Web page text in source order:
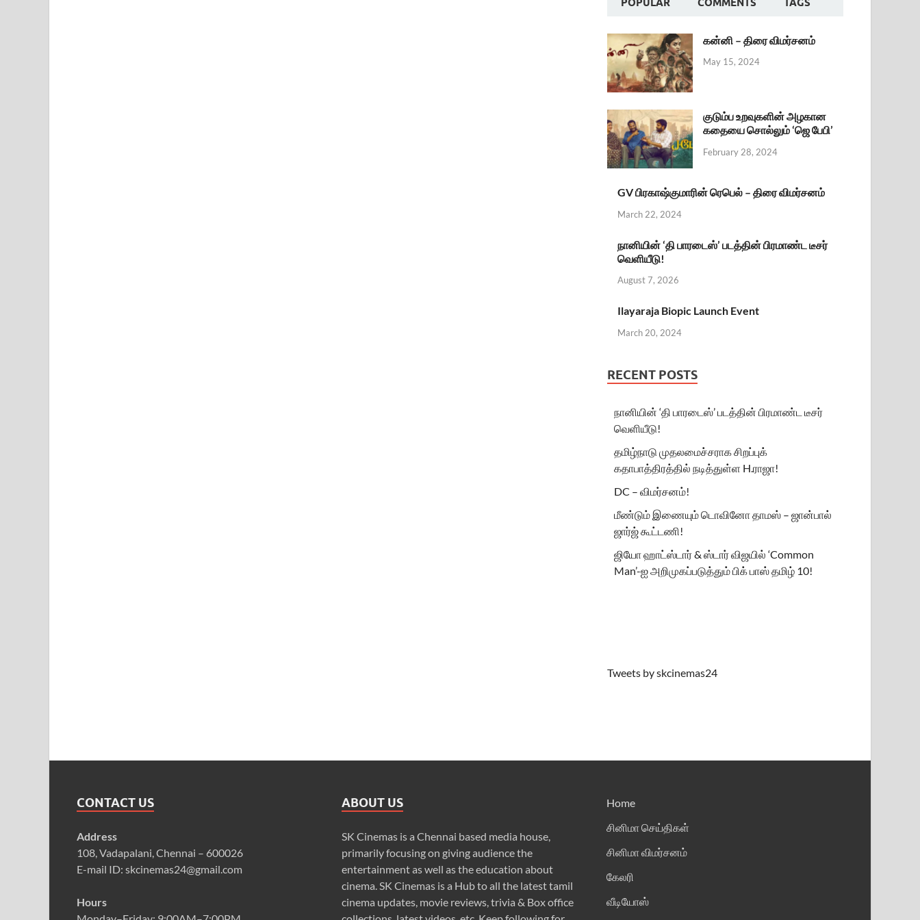
POPULAR COMMENTS TAGS
கன்னி – திரை விமர்சனம்
May 15, 2024
குடும்ப உறவுகளின் அழகான
கதையை சொல்லும் ‘ஜெ பேபி’
February 28, 2024
GV பிரகாஷ்குமாரின் ரெபெல் – திரை விமர்சனம்
March 22, 2024
நானியின் ‘தி பாரடைஸ்’ படத்தின் பிரமாண்ட டீசர்
வெளியீடு!
August 7, 2026
Ilayaraja Biopic Launch Event
March 20, 2024
RECENT POSTS
நானியின் ‘தி பாரடைஸ்’ படத்தின் பிரமாண்ட டீசர்
வெளியீடு!
தமிழ்நாடு முதலமைச்சராக சிறப்புக்
கதாபாத்திரத்தில் நடித்துள்ள H.ராஜா!
DC – விமர்சனம்!
மீண்டும் இணையும் டொவினோ தாமஸ் – ஜான்பால்
ஜார்ஜ் கூட்டணி!
ஜியோ ஹாட்ஸ்டார் & ஸ்டார் விஜயில் ‘Common
Man’-ஐ அறிமுகப்படுத்தும் பிக் பாஸ் தமிழ் 10!
Tweets by skcinemas24
CONTACT US
Address
108, Vadapalani, Chennai – 600026
E-mail ID: skcinemas24@gmail.com
Hours
ABOUT US
SK Cinemas is a Chennai based media house,
primarily focusing on giving audience the
entertainment as well as the education about
cinema. SK Cinemas is a Hub to all the latest tamil
cinema updates, movie reviews, trivia & Box office
Home
சினிமா செய்திகள்
சினிமா விமர்சனம்
கேலரி
வீடியோஸ்